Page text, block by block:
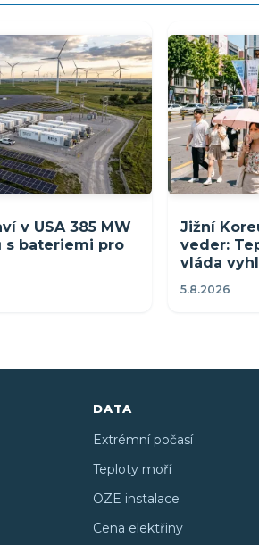
v USA 385 MW
s bateriemi pro
Jižní
veder:
vláda
5.8.2026
DATA
Extrémní počasí
Teploty moří
OZE instalace
Cena elektřiny